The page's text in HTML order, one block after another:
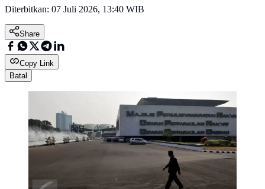
Diterbitkan: 07 Juli 2026, 13:40 WIB
Share
Copy Link
Batal